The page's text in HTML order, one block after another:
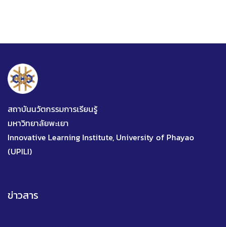
สถาบันนวัตกรรมการเรียนรู้
มหาวิทยาลัยพะเยา
Innovative Learning Institute, University of Phayao
(UPILI)
ข่าวสาร